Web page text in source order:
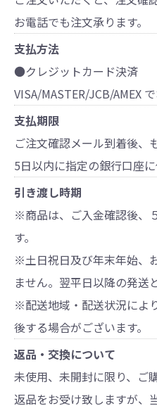
お電話でも注文承ります。
支払方法
●クレジットカード決済
VISA/MASTER/JCB/AMEX
支払期限
ご注文確認メール到着後、
5日以内に指定の銀行口座
引き渡し時期
※商品は、ご入金確認後、
す。
※土日祝日及び年末年始、
ません。翌平日以降の発送
※配送地域・配送状況によ
後する場合がございます。
返品・交換について
未使用、未開封に限り、ご
返品をお受け致しますが、